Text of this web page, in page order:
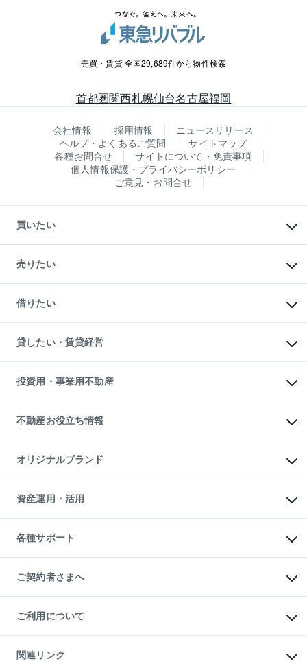
売買・賃貸 全国29,689件から物件検索
首都圏関西札幌仙台名古屋福岡
会社情報 採用情報
ニュースリリース
ヘルプ・よくあるご質問
サイトマップ
各種お問合せ
サイトについて・免責事項
個人情報保護・プライバシーポリシー
ご意見・お問合せ
買いたい
新築・分譲マンションの購入
中古マンションの購入
一戸建ての購入
中古一戸建ての購入
不動産購入の流れ
注目キーワード物件特集
購入ガイド
English 繁体中文簡体中文
売りたい
一戸建ての売却・査定
土地の売却・査定
スピードAI査定
不動産査定について
不動産売却の流れ
不動産買換えの流れ
売却ガイド
借りたい
オフィス・店舗の賃貸
借りるときの流れ
借りるガイド
貸したい・賃貸経営
マンション賃料データ
賃貸管理プラン
リロケーションについて
貸すガイド
投資用・事業用不動産
事業用不動産
マンション投資
投資用マンション
アパート経営
収益物件
ビル購入（ビル一棟）
投資用不動産の売却査定
事業用不動産の売却査定
不動産お役立ち情報
マンションライブラリー
人気マンションランキング
暮らしに役立つ不動産メディア
不動産相場・不動産価格情報
不動産コラム・ニュース
不動産用語集
不動産なんでもネット相談室
住まいの税金
オリジナルブランド
一棟リノベーションマンション
L`GENTE（ルジェンテ）
区分リノベーションマンション
投資用一棟レジデンスWELL
不動産小口投資
LEGACIA（レガシア）
資産運用・活用
不動産M&A
アセットマネジメント・出資
各種サポート
相続サポート
リフォームサポート
ご契約者さまへ
ご紹介・再契約特典
入居者様専用-各種ご案内（賃貸）
東急こすもす会「こすもすWeb」
ご利用について
金融商品取引について
東急リバブル ソーシャルメディアポリシー
関連リンク